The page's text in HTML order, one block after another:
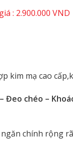
: 2.900.000 VND
kim mạ cao
Đeo chéo –
chính rộng